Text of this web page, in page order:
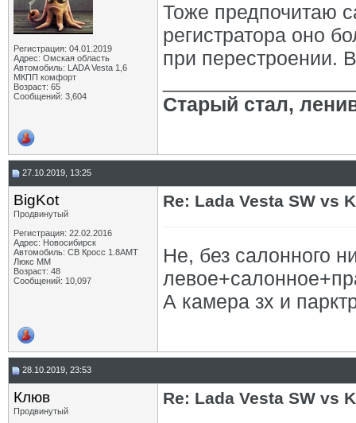
Регистрация: 04.01.2019
Адрес: Омская область
Автомобиль: LADA Vesta 1,6
МКПП комфорт
Возраст: 65
Сообщений: 3,604
Тоже предпочитаю
регистратора оно
при перестроении.
Старый стал,
27.10.2019, 13:25
BigKot
Продвинутый
Регистрация: 22.02.2016
Адрес: Новосибирск
Автомобиль: СВ Кросс 1.8АМТ
Люкс ММ
Возраст: 48
Сообщений: 10,097
Re: Lada Vesta SW vs
Не, без салонного
А камера зх и
28.10.2019, 23:53
Клюв
Продвинутый
Re: Lada Vesta SW vs